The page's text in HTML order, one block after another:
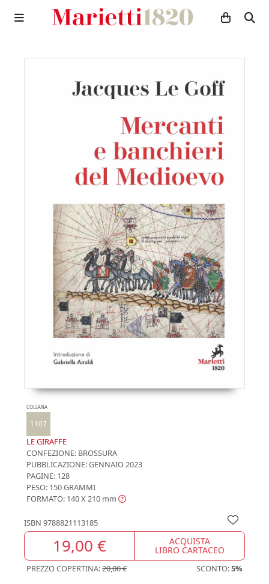
COLLANA
1107
LE GIRAFFE
CONFEZIONE: BROSSURA
PUBBLICAZIONE:GENNAIO 2023
PAGINE: 128
PESO: 150 GRAMMI
FORMATO: 140 X 210 mm
ISBN 9788821113185
19,00 € ACQUISTA
LIBRO CARTACEO
PREZZO COPERTINA:20,00 € SCONTO:5%